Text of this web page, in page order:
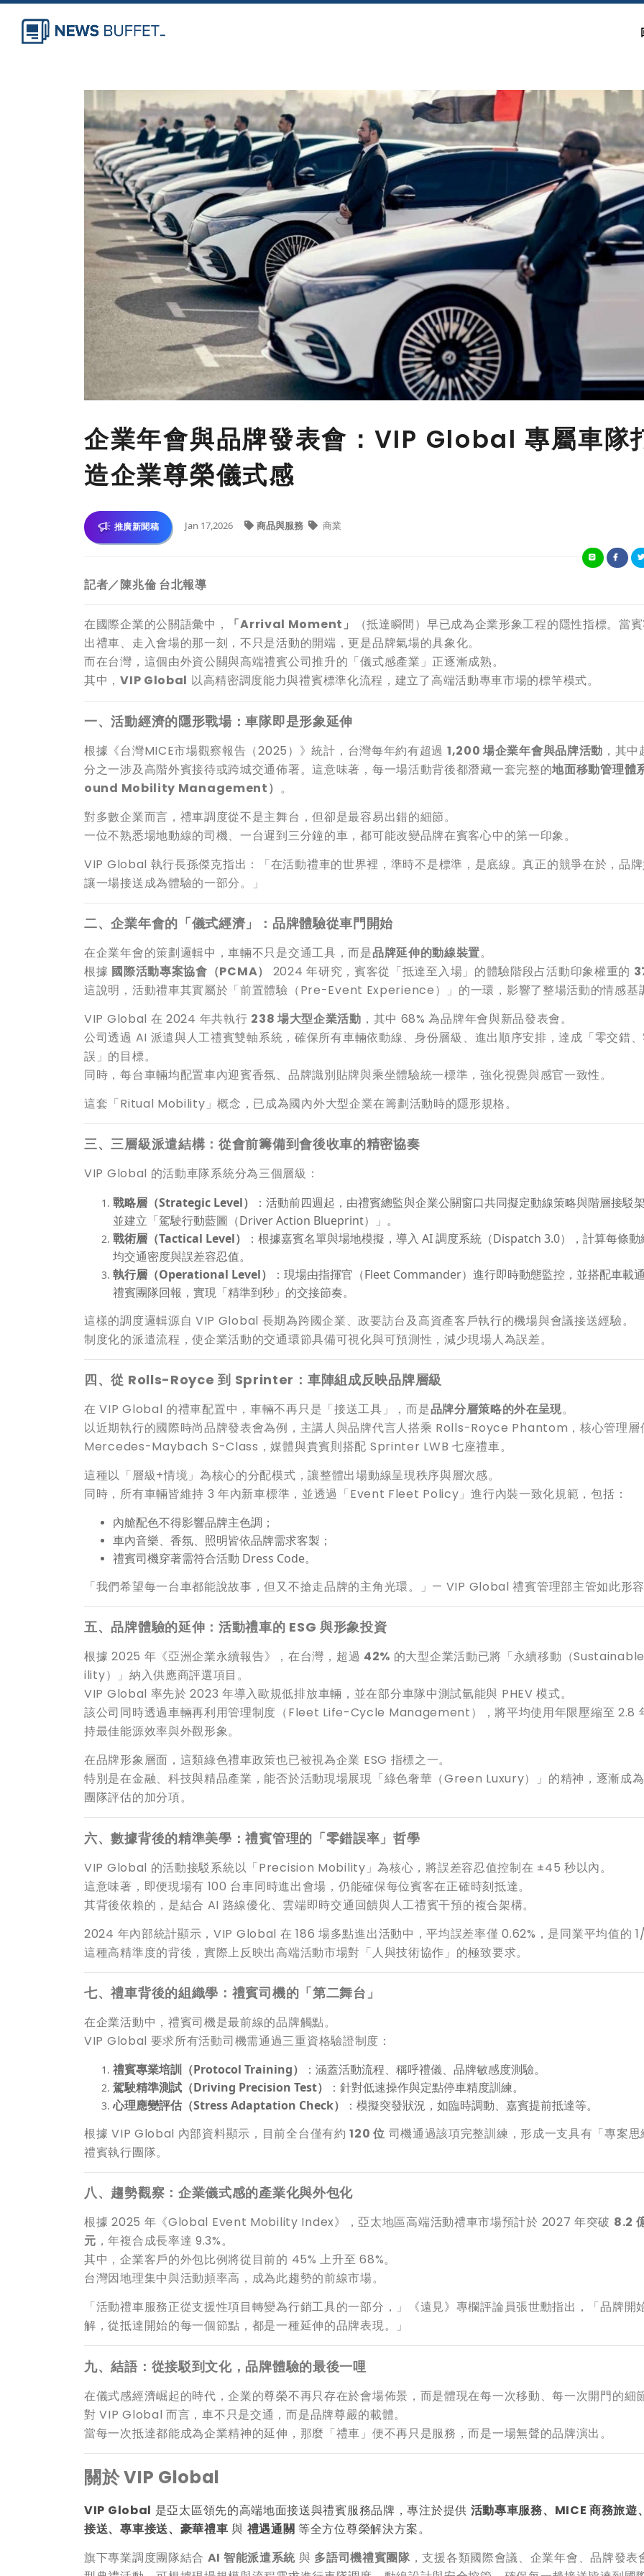
企業年會與品牌發表會：VIP Global 專屬車隊
造企業尊榮儀式感
推廣新聞稿 Jan 17,2026 商品與服務 商業
記者／陳兆倫 台北報導
在國際企業的公關語彙中， 「Arrival Moment」
（抵達瞬間）早已成為企業形象工程的隱性指標。當
出禮車、走入會場的那一刻，不只是活動的開端，更是品牌氣場的具象化。
而在台灣，這個由外資公關與高端禮賓公司推升的「儀式感產業」正逐漸成熟。
其中，VIP Global 以高精密調度能力與禮賓標準化流程，建立了高端活動專車市場的標竿模式。
一、活動經濟的隱形戰場：車隊即是形象延伸
根據《台灣MICE市場觀察報告（2025）》統計，台灣每年約有超過 1,200 場企業年會與品牌活動 ，其
分之一涉及高階外賓接待或跨城交通佈署。這意味著，每一場活動背後都潛藏一套完整的地面移動管理體
ound Mobility Management） 。
對多數企業而言，禮車調度從不是主舞台，但卻是最容易出錯的細節。
一位不熟悉場地動線的司機、一台遲到三分鐘的車，都可能改變品牌在賓客心中的第一印象。
VIP Global 執行長孫傑克指出：「在活動禮車的世界裡，準時不是標準，是底線。真正的競爭在於，品
讓一場接送成為體驗的一部分。」
二、企業年會的「儀式經濟」：品牌體驗從車門開始
在企業年會的策劃邏輯中，車輛不只是交通工具，而是品牌延伸的動線裝置。
根據 國際活動專案協會（PCMA） 2024 年研究，賓客從「抵達至入場」的體驗階段占活動印象權重的
這說明，活動禮車其實屬於「前置體驗（Pre-Event Experience）」的一環，影響了整場活動的情感基
VIP Global 在 2024 年共執行 238 場大型企業活動 ，其中 68% 為品牌年會與新品發表會。
公司透過 AI 派遣與人工禮賓雙軸系統，確保所有車輛依動線、身份層級、進出順序安排，達成「零交錯
誤」的目標。
同時，每台車輛均配置車內迎賓香氛、品牌識別貼牌與乘坐體驗統一標準，強化視覺與感官一致性。
這套「Ritual Mobility」概念，已成為國內外大型企業在籌劃活動時的隱形規格。
三、三層級派遣結構：從會前籌備到會後收車的精密協奏
VIP Global 的活動車隊系統分為三個層級：
戰略層（Strategic Level）
：活動前四週起，由禮賓總監與企業公關窗口共同擬定動線策略與階層接駁架
並建立「駕駛行動藍圖（Driver Action Blueprint）」。
戰術層（Tactical Level）
：根據嘉賓名單與場地模擬，導入 AI 調度系統（Dispatch 3.0），計算每條動
均交通密度與誤差容忍值。
執行層（Operational Level）
：現場由指揮官（Fleet Commander）進行即時動態監控，並搭配車載
禮賓團隊回報，實現「精準到秒」的交接節奏。
這樣的調度邏輯源自 VIP Global 長期為跨國企業、政要訪台及高資產客戶執行的機場與會議接送經驗。
制度化的派遣流程，使企業活動的交通環節具備可視化與可預測性，減少現場人為誤差。
四、從 Rolls-Royce 到 Sprinter：車陣組成反映品牌層級
在 VIP Global 的禮車配置中，車輛不再只是「接送工具」，而是品牌分層策略的外在呈現。
以近期執行的國際時尚品牌發表會為例，主講人與品牌代言人搭乘 Rolls-Royce Phantom，核心管理層
Mercedes-Maybach S-Class，媒體與貴賓則搭配 Sprinter LWB 七座禮車。
這種以「層級+情境」為核心的分配模式，讓整體出場動線呈現秩序與層次感。
同時，所有車輛皆維持 3 年內新車標準，並透過「Event Fleet Policy」進行內裝一致化規範，包括：
內艙配色不得影響品牌主色調；
車內音樂、香氛、照明皆依品牌需求客製；
禮賓司機穿著需符合活動 Dress Code。
「我們希望每一台車都能說故事，但又不搶走品牌的主角光環。」— VIP Global 禮賓管理部主管如此形容
五、品牌體驗的延伸：活動禮車的 ESG 與形象投資
根據 2025 年《亞洲企業永續報告》，在台灣，超過 42% 的大型企業活動已將「永續移動（
ility）」納入供應商評選項目。
VIP Global 率先於 2023 年導入歐規低排放車輛，並在部分車隊中測試氫能與 PHEV 模式。
該公司同時透過車輛再利用管理制度（Fleet Life-Cycle Management），將平均使用年限壓縮至 2.8
持最佳能源效率與外觀形象。
在品牌形象層面，這類綠色禮車政策也已被視為企業 ESG 指標之一。
特別是在金融、科技與精品產業，能否於活動現場展現「綠色奢華（Green Luxury）」的精神，逐漸成
團隊評估的加分項。
六、數據背後的精準美學：禮賓管理的「零錯誤率」哲學
VIP Global 的活動接駁系統以「Precision Mobility」為核心，將誤差容忍值控制在 ±45 秒以內。
這意味著，即便現場有 100 台車同時進出會場，仍能確保每位賓客在正確時刻抵達。
其背後依賴的，是結合 AI 路線優化、雲端即時交通回饋與人工禮賓干預的複合架構。
2024 年內部統計顯示，VIP Global 在 186 場多點進出活動中，平均誤差率僅 0.62%，是同業平均值的 1/
這種高精準度的背後，實際上反映出高端活動市場對「人與技術協作」的極致要求。
七、禮車背後的組織學：禮賓司機的「第二舞台」
在企業活動中，禮賓司機是最前線的品牌觸點。
VIP Global 要求所有活動司機需通過三重資格驗證制度：
禮賓專業培訓（Protocol Training）
：涵蓋活動流程、稱呼禮儀、品牌敏感度測驗。
駕駛精準測試（Driving Precision Test）
：針對低速操作與定點停車精度訓練。
心理應變評估（Stress Adaptation Check）
：模擬突發狀況，如臨時調動、嘉賓提前抵達等。
根據 VIP Global 內部資料顯示，目前全台僅有約120 位 司機通過該項完整訓練，形成一支具有「專案思
禮賓執行團隊。
八、趨勢觀察：企業儀式感的產業化與外包化
根據 2025 年《Global Event Mobility Index》，亞太地區高端活動禮車市場預計於 2027 年突破 8.2
元 ，年複合成長率達 9.3%。
其中，企業客戶的外包比例將從目前的 45% 上升至 68%。
台灣因地理集中與活動頻率高，成為此趨勢的前線市場。
「活動禮車服務正從支援性項目轉變為行銷工具的一部分，」《遠見》專欄評論員張世勳指出，「品牌開
解，從抵達開始的每一個節點，都是一種延伸的品牌表現。」
九、結語：從接駁到文化，品牌體驗的最後一哩
在儀式感經濟崛起的時代，企業的尊榮不再只存在於會場佈景，而是體現在每一次移動、每一次開門的細節
對 VIP Global 而言，車不只是交通，而是品牌尊嚴的載體。
當每一次抵達都能成為企業精神的延伸，那麼「禮車」便不再只是服務，而是一場無聲的品牌演出。
關於 VIP Global
VIP Global 是亞太區領先的高端地面接送與禮賓服務品牌，專注於提供 活動專車服務、MICE 商務旅遊
接送、專車接送、豪華禮車 與 禮遇通關 等全方位尊榮解決方案。
旗下專業調度團隊結合 AI 智能派遣系統 與 多語司機禮賓團隊 ，支援各類國際會議、企業年會、品牌發表